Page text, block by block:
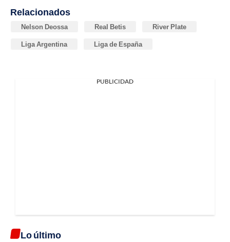
Relacionados
Nelson Deossa Real Betis River Plate
Liga Argentina Liga de España
PUBLICIDAD
Lo último